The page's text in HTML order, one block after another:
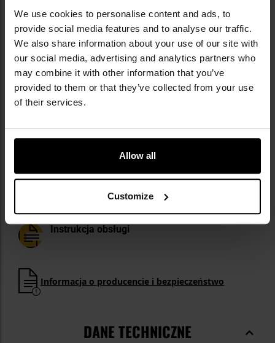
We use cookies to personalise content and ads, to
provide social media features and to analyse our traffic.
We also share information about your use of our site with
our social media, advertising and analytics partners who
may combine it with other information that you’ve
provided to them or that they’ve collected from your use
of their services.
Allow all
Customize
Pojemność: 10000 mAh
Typ baterii: litowo-polimerowa
Panel solarny: SunPower 1,2W
Wyjścia:
- 1 x USB-C PD 20W (5V/3A, 9V/2,2A, 12V/1,5A),
- 2 x USB QC 3.0 (5V/3A, 9V/2A, 12/1,5A).
Wejścia:
- 1 x USB-C PD 18W (5V/3A, 9V/2A, 12V/1,5A).
Waga: 289 g
Producent:Xtorm, Holandia
Materiały dodatkowe
Instrukcja obsługi
Informacja o producencie i bezpieczeństwo
DANE TECHNICZNE